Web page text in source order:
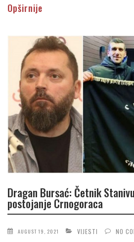
Opširnije
Dragan Bursać: Četnik
postojanje Crnogoraca
AUGUST 19, 2021 VIJESTI NO